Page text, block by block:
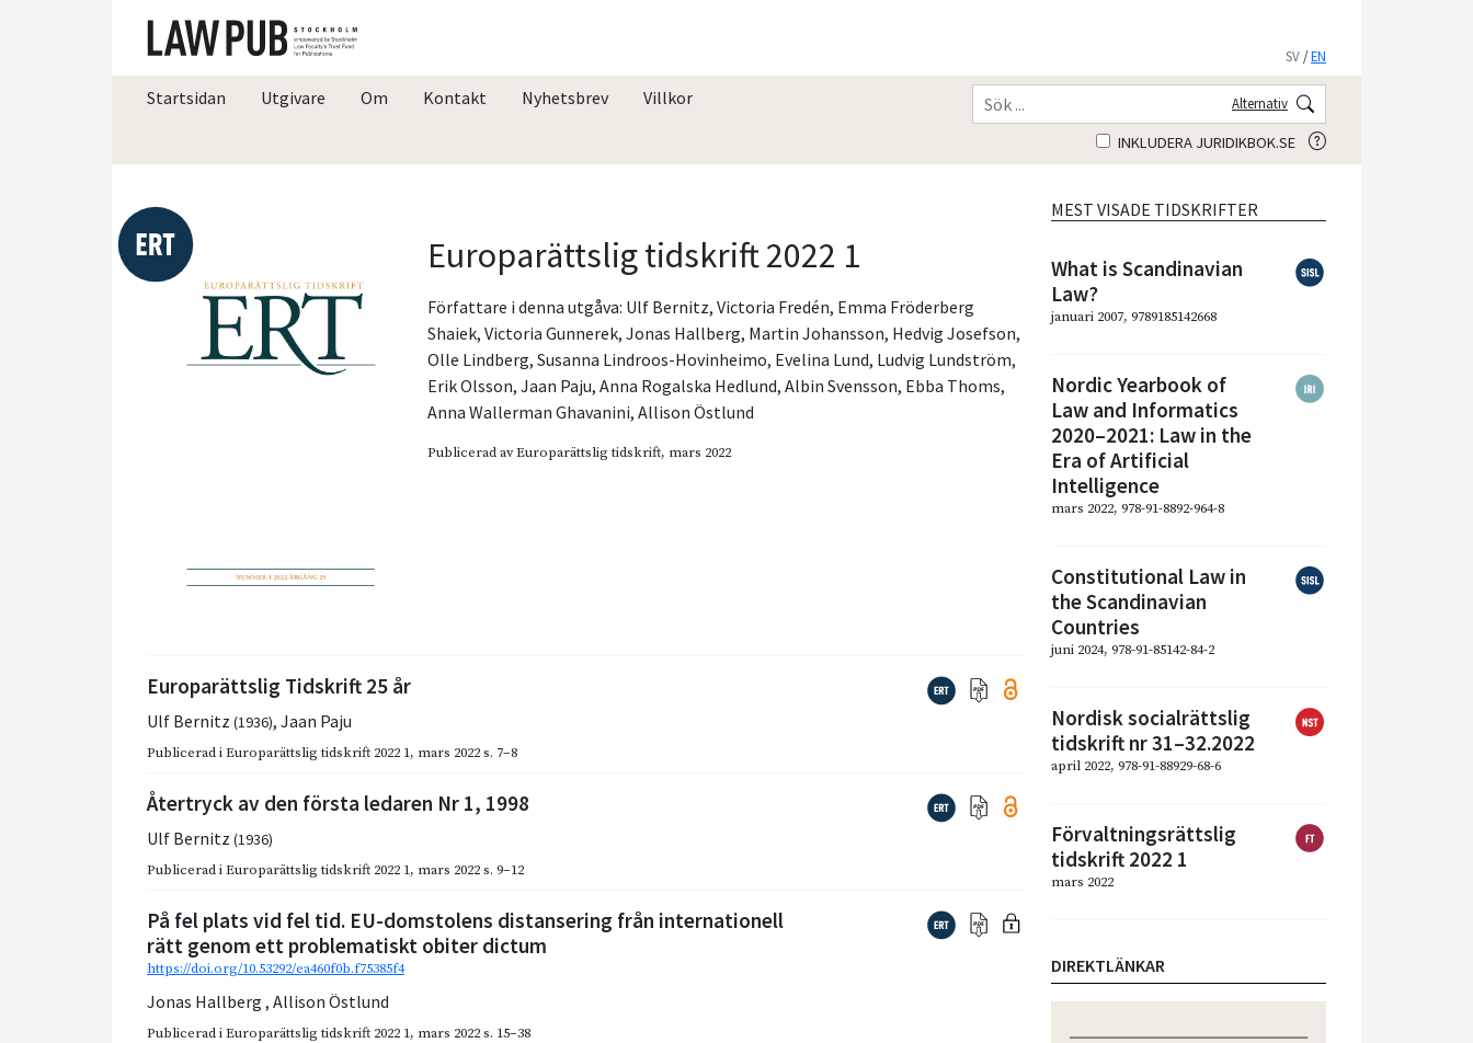
SV /EN
Startsidan Utgivare Om Kontakt Nyhetsbrev Villkor Alternativ
INKLUDERA JURIDIKBOK.SE
Europarättslig tidskrift 2022 1
Författare i denna utgåva: Ulf Bernitz,Victoria Fredén, Emma Fröderberg
Shaiek,Victoria Gunnerek,Jonas Hallberg, Martin Johansson, Hedvig Josefson,
Olle Lindberg,Susanna Lindroos-Hovinheimo, Evelina Lund, Ludvig Lundström,
Erik Olsson,Jaan Paju,Anna Rogalska Hedlund,Albin Svensson, Ebba Thoms,
Anna Wallerman Ghavanini,Allison Östlund
Publicerad avEuroparättslig tidskrift, mars 2022
Europarättslig Tidskrift 25 år
Ulf Bernitz (1936), Jaan Paju
Publicerad iEuroparättslig tidskrift 2022 1, mars 2022s. 7–8
Återtryck av den första ledaren Nr 1, 1998
Ulf Bernitz (1936)
Publicerad iEuroparättslig tidskrift 2022 1, mars 2022s. 9–12
På fel plats vid fel tid. EU-domstolens distansering från internationell
rätt genom ett problematiskt obiter dictum
https://doi.org/10.53292/ea460f0b.f75385f4
Jonas Hallberg , Allison Östlund
Publicerad iEuroparättslig tidskrift 2022 1, mars 2022s. 15–38
MEST VISADE TIDSKRIFTER
What is Scandinavian
Law?
januari 2007, 9789185142668
Nordic Yearbook of
Law and Informatics
2020–2021: Law in the
Era of Artificial
Intelligence
mars 2022, 978-91-8892-964-8
Constitutional Law in
the Scandinavian
Countries
juni 2024, 978-91-85142-84-2
Nordisk socialrättslig
tidskrift nr 31–32.2022
april 2022, 978-91-88929-68-6
Förvaltningsrättslig
tidskrift 2022 1
mars 2022
DIREKTLÄNKAR